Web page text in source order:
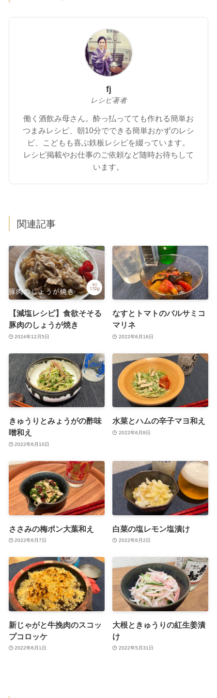
fj
レシピ著者
働く酒飲み母さん。酔っ払ってても作れる簡単お
つまみレシピ、朝10分でできる簡単おかずのレシ
ピ、こどもも喜ぶ鉄板レシピを綴っています。
レシピ掲載やお仕事のご依頼など随時お待ちして
います。
関連記事
【減塩レシピ】食欲そそる
豚肉のしょうが焼き
2024年12月5日
なすとトマトのバルサミコ
マリネ
2022年6月16日
きゅうりとみょうがの酢味
噌和え
2022年6月10日
水菜とハムの辛子マヨ和え
2022年6月8日
ささみの梅ポン大葉和え
2022年6月7日
白菜の塩レモン塩漬け
2022年6月2日
新じゃがと牛挽肉のスコッ
プコロッケ
2022年6月1日
大根ときゅうりの紅生姜漬
け
2022年5月31日